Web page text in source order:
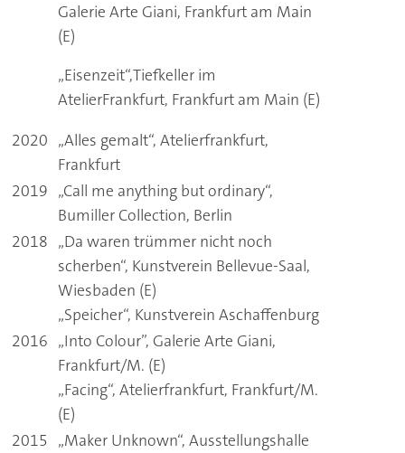
Galerie Arte Giani, Frankfurt am Main
(E)
„Eisenzeit“,Tiefkeller im
AtelierFrankfurt, Frankfurt am Main (E)
2020 „Alles gemalt“, Atelierfrankfurt,
Frankfurt
2019 „Call me anything but ordinary“,
Bumiller Collection, Berlin
2018 „Da waren trümmer nicht noch
scherben“, Kunstverein Bellevue-Saal,
Wiesbaden (E)
„Speicher“, Kunstverein Aschaffenburg
2016 „Into Colour”, Galerie Arte Giani,
Frankfurt/M. (E)
„Facing“, Atelierfrankfurt, Frankfurt/M.
(E)
2015
„Maker Unknown“, Ausstellungshalle